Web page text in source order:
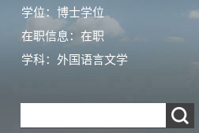
学位：博士学位
在职信息：在职
学科：外国语言文学